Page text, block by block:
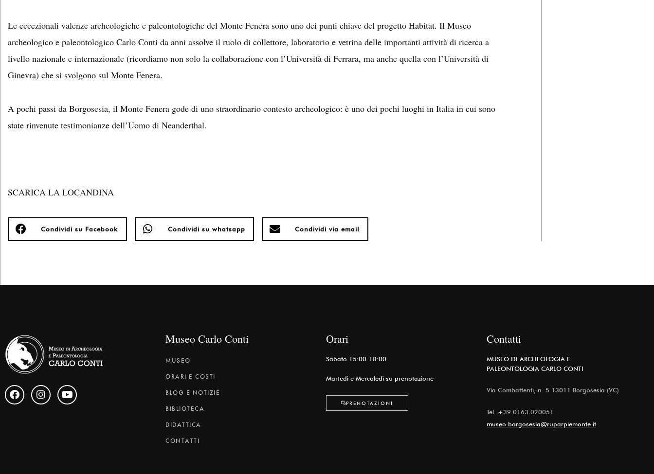
Le eccezionali valenze archeologiche e paleontologiche del Monte Fenera sono uno dei punti chiave del progetto Habitat. Il Museo
archeologico e paleontologico Carlo Conti da anni assolve il ruolo di collettore, laboratorio e vetrina delle importanti attività di ricerca a
livello nazionale e internazionale (ricordiamo non solo la collaborazione con l’Università di Ferrara, ma anche quella con l’Università di
Ginevra) che si svolgono sul Monte Fenera.
A pochi passi da Borgosesia, il Monte Fenera gode di uno straordinario contesto archeologico: è uno dei pochi luoghi in Italia in cui sono
state rinvenute testimonianze dell’Uomo di Neanderthal.
SCARICA LA LOCANDINA
Condividi su Facebook Condividi su whatsapp Condividi via email
Museo Carlo Conti
MUSEO
ORARI E COSTI
BLOG E NOTIZIE
BIBLIOTECA
DIDATTICA
CONTATTI
Orari
Sabato 15:00-18:00
Martedì e Mercoledì su prenotazione
PRENOTAZIONI
Contatti
MUSEO DI ARCHEOLOGIA E
PALEONTOLOGIA CARLO CONTI
Via Combattenti, n. 5 13011 Borgosesia (VC)
Tel. +39 0163 020051
museo.borgosesia@ruparpiemonte.it